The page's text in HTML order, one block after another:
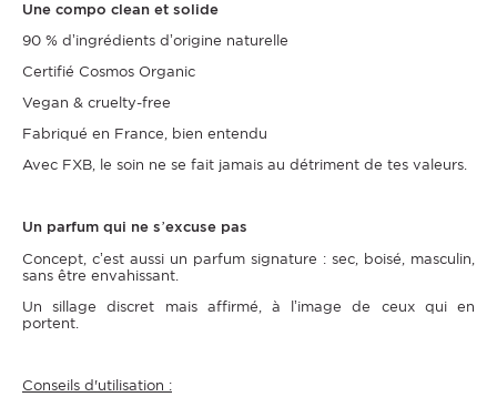
Une compo clean et solide
90 % d’ingrédients d’origine naturelle
Certifié Cosmos Organic
Vegan & cruelty-free
Fabriqué en France, bien entendu
Avec FXB, le soin ne se fait jamais au détriment de tes valeurs.
Un parfum qui ne s’excuse pas
Concept, c’est aussi un parfum signature : sec, boisé, masculin,
sans être envahissant.
Un sillage discret mais affirmé, à l’image de ceux qui en
portent.
Conseils d'utilisation :